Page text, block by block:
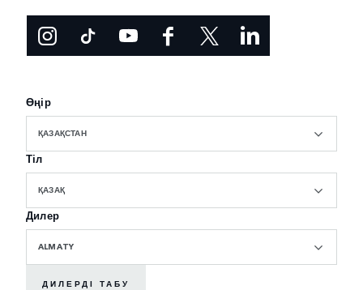
Өңір
ҚАЗАҚСТАН
Тіл
ҚАЗАҚ
Дилер
ALMATY
ДИЛЕРДІ ТАБУ